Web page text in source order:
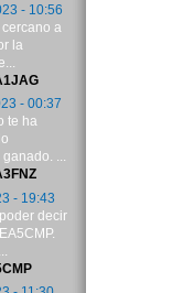
- 10:56
a
la
- 00:37
te ha
...
- 19:43
decir